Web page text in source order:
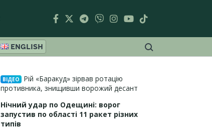
ENGLISH
ВІДЕО
Рій «Баракуд» зірвав ротацію
противника, знищивши ворожий десант
Нічний удар по Одещині: ворог
запустив по області 11 ракет різних
типів